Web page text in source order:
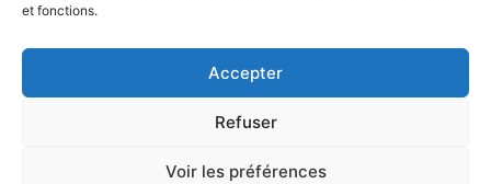
et fonctions.
Accepter
Refuser
Voir les préférences
Condition générales de vente